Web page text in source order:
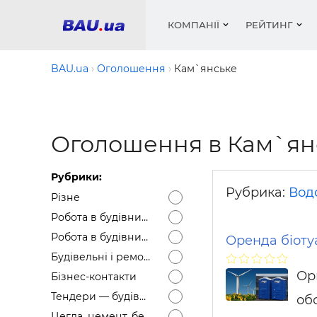
КОМПАНІЇ РЕЙТИНГ
Медіа
Вікна і
Сипучі
цемент
BAU.ua Оголошення Кам`янське
Оголошення в
Рубрики:
Різне
Робота в будівництві — Вакансії
Робота в будівництві — Резюме
Будівельні і ремонтні послуги
Бізнес-контакти
Тендери — будівельні
Рубрика:
Оренда